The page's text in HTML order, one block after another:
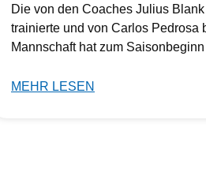
Die von den Coaches Julius
trainierte und von Carlos Pedrosa
Mannschaft hat zum Saisonbeginn
MEHR LESEN